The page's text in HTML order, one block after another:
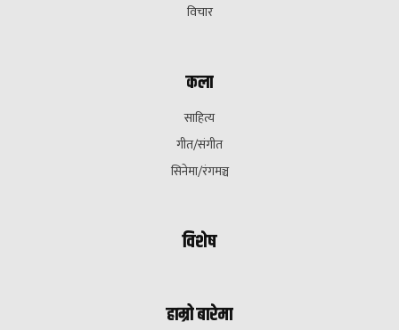
विचार
कला
साहित्य
गीत/संगीत
सिनेमा/रंगमञ्च
विशेष
हाम्रो बारेमा